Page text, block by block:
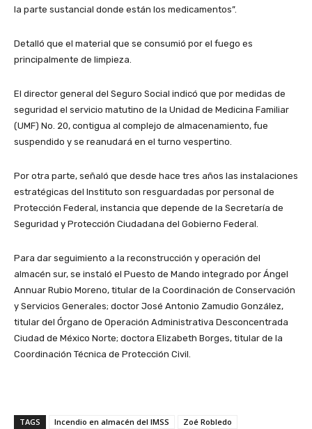
la parte sustancial donde están los medicamentos”.
Detalló que el material que se consumió por el fuego es
principalmente de limpieza.
El director general del Seguro Social indicó que por medidas de
seguridad el servicio matutino de la Unidad de Medicina Familiar
(UMF) No. 20, contigua al complejo de almacenamiento, fue
suspendido y se reanudará en el turno vespertino.
Por otra parte, señaló que desde hace tres años las instalaciones
estratégicas del Instituto son resguardadas por personal de
Protección Federal, instancia que depende de la Secretaría de
Seguridad y Protección Ciudadana del Gobierno Federal.
Para dar seguimiento a la reconstrucción y operación del
almacén sur, se instaló el Puesto de Mando integrado por Ángel
Annuar Rubio Moreno, titular de la Coordinación de Conservación
y Servicios Generales; doctor José Antonio Zamudio González,
titular del Órgano de Operación Administrativa Desconcentrada
Ciudad de México Norte; doctora Elizabeth Borges, titular de la
Coordinación Técnica de Protección Civil.
TAGS Incendio en almacén del IMSS Zoé Robledo